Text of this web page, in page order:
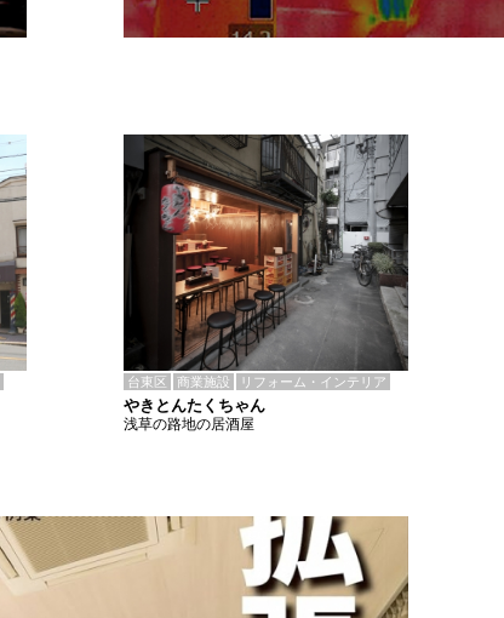
台東区 商業施設 リフォーム・インテリア
やきとんたくちゃん
浅草の路地の居酒屋